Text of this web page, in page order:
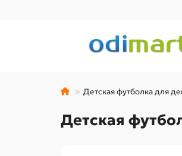
Детская футболка для
Детская